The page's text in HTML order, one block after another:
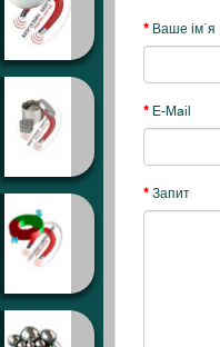
Ваше ім`я
E-Mail
Запит